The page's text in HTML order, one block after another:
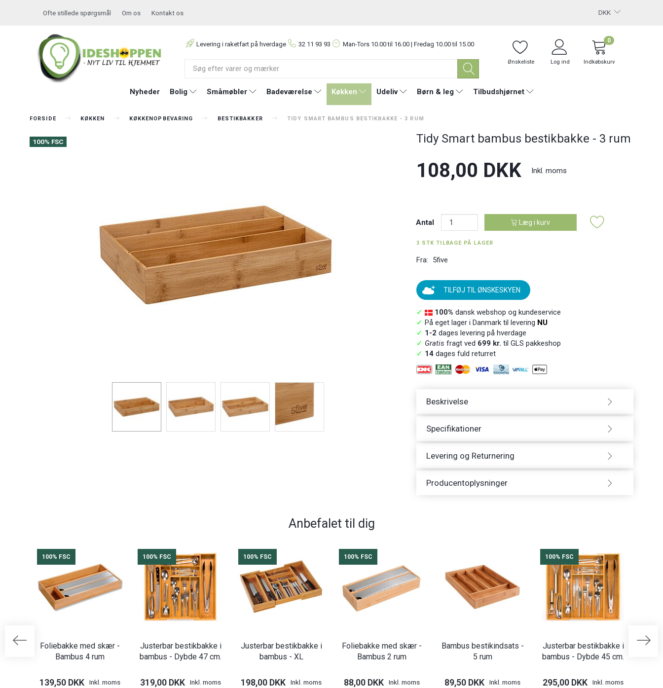
DKK
Ofte stillede spørgsmål Om os Kontakt os
Levering i raketfart på hverdage 32 11 93 93 Man-Tors 10.00 til 16.00 | Fredag 10.00 til 15.00
Ønskeliste Log ind Indkøbskurv
0
Nyheder Bolig Småmøbler Badeværelse Køkken Udeliv Børn & leg Tilbudshjørnet
FORSIDE KØKKEN KØKKENOPBEVARING BESTIKBAKKER TIDY SMART BAMBUS BESTIKBAKKE - 3 RUM
100% FSC Tidy Smart bambus bestikbakke - 3 rum
108,00 DKK Inkl. moms
Antal Læg i kurv
3 STK TILBAGE PÅ LAGER
Fra: 5five
TILFØJ TIL ØNSKESKYEN
✓ 100% dansk webshop og kundeservice
✓ På eget lager i Danmark til levering NU
✓ 1-2 dages levering på hverdage
✓ Gratis fragt ved 699 kr. til GLS pakkeshop
✓ 14dages fuld returret
Beskrivelse
Specifikationer
Levering og Returnering
Producentoplysninger
Anbefalet til dig
100% FSC
Foliebakke med skær -
Bambus 4 rum
139,50 DKK Inkl. moms
100% FSC
Justerbar bestikbakke i
bambus - Dybde 47 cm.
319,00 DKK Inkl. moms
100% FSC
Justerbar bestikbakke i
bambus - XL
198,00 DKK Inkl. moms
100% FSC
Foliebakke med skær -
Bambus 2 rum
88,00 DKK Inkl. moms
Bambus bestikindsats -
5 rum
89,50 DKK Inkl. moms
100% FSC
Justerbar bestikbakke i
bambus - Dybde 45 cm.
295,00 DKK Inkl. moms